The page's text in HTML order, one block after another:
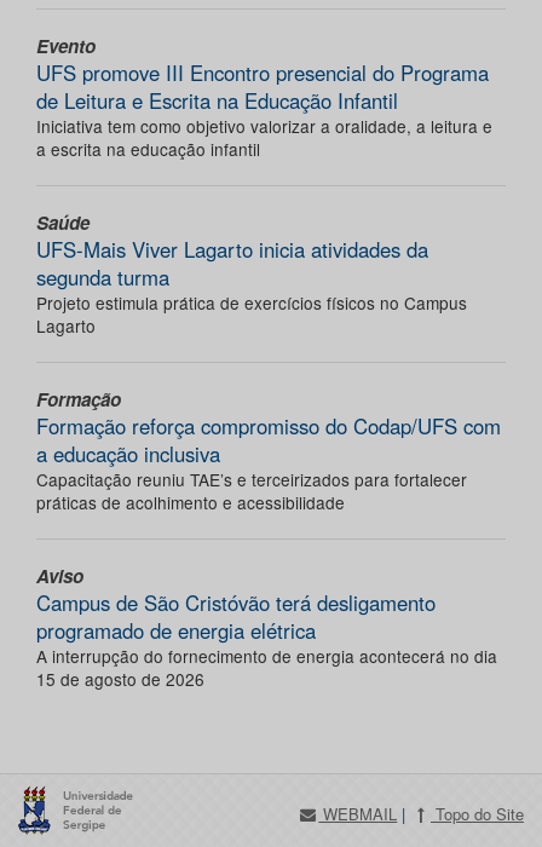
Evento
UFS promove III Encontro presencial do Programa
de Leitura e Escrita na Educação Infantil
Iniciativa tem como objetivo valorizar a oralidade, a leitura e
a escrita na educação infantil
Saúde
UFS-Mais Viver Lagarto inicia atividades da
segunda turma
Projeto estimula prática de exercícios físicos no Campus
Lagarto
Formação
Formação reforça compromisso do Codap/UFS com
a educação inclusiva
Capacitação reuniu TAE’s e terceirizados para fortalecer
práticas de acolhimento e acessibilidade
Aviso
Campus de São Cristóvão terá desligamento
programado de energia elétrica
A interrupção do fornecimento de energia acontecerá no dia
15 de agosto de 2026
WEBMAIL | Topo do Site